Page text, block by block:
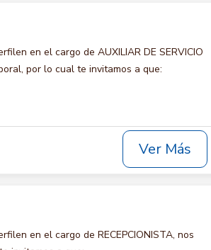
en el cargo de AUXILIAR DE SERVICIO
por lo cual te invitamos a que:
Ver Más
en el cargo de RECEPCIONISTA, nos